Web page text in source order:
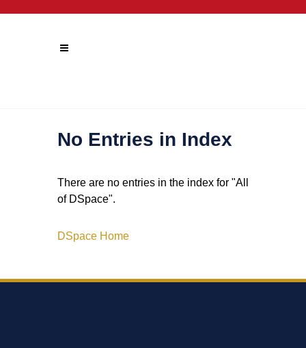
No Entries in Index
There are no entries in the index for "All
of DSpace".
DSpace Home